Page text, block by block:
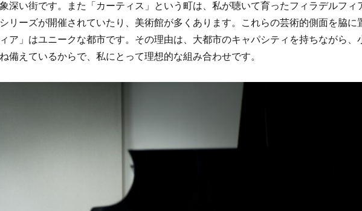
深い街です。また「カーティス」という町は、私が聴いて育ったフィラデルフィ
リーズが開催されていたり、美術館が多くあります。これらの芸術的側面を脇に
ア」はユニークな都市です。その理由は、大都市のキャパシティを持ちながら、
備えているからで、私にとって理想的な組み合わせです。